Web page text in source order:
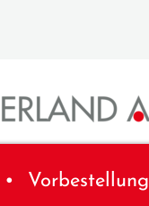
Vorbestellung